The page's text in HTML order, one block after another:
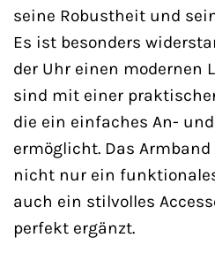
seine Robustheit und
Es ist besonders
der Uhr einen modernen
sind mit einer
die ein einfaches An-
ermöglicht. Das
nicht nur ein
auch ein stilvolles
perfekt ergänzt.